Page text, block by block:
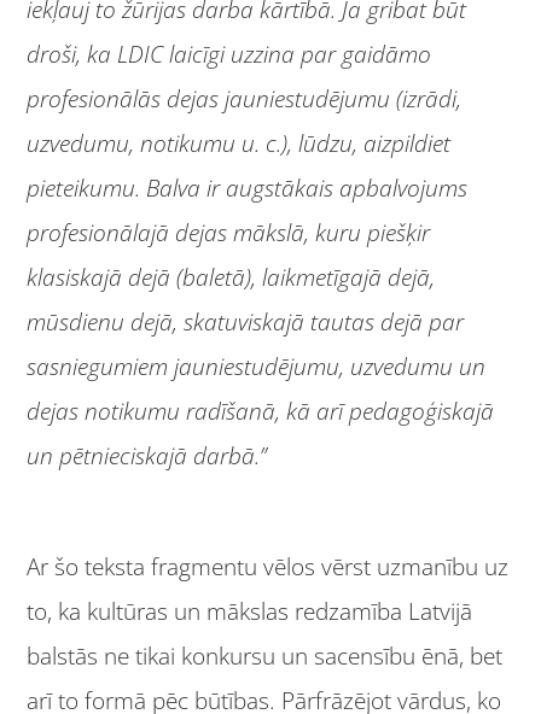
iekļauj to žūrijas darba kārtībā. Ja gribat būt
droši, ka LDIC laicīgi uzzina par gaidāmo
profesionālās dejas jauniestudējumu (izrādi,
uzvedumu, notikumu u. c.), lūdzu, aizpildiet
pieteikumu. Balva ir augstākais apbalvojums
profesionālajā dejas mākslā, kuru piešķir
klasiskajā dejā (baletā), laikmetīgajā dejā,
mūsdienu dejā, skatuviskajā tautas dejā par
sasniegumiem jauniestudējumu, uzvedumu un
dejas notikumu radīšanā, kā arī pedagoģiskajā
un pētnieciskajā darbā.”
Ar šo teksta fragmentu vēlos vērst uzmanību uz
to, ka kultūras un mākslas redzamība Latvijā
balstās ne tikai konkursu un sacensību ēnā, bet
arī to formā pēc būtības. Pārfrāzējot vārdus, ko